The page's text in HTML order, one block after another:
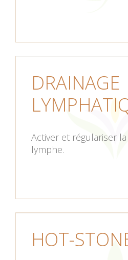
DRAINAGE
Activer et régulariser
lymphe.
HOT-